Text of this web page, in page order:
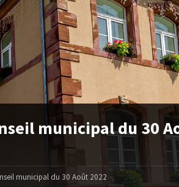
municipal du 30
municipal du 30 Août 2022